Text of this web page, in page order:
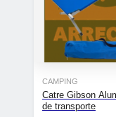
CAMPING
Catre Gibson
de transporte